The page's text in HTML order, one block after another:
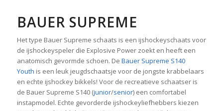
BAUER SUPREME
Het type Bauer Supreme schaats is een ijshockeyschaats voor
de ijshockeyspeler die Explosive Power zoekt en heeft een
anatomisch gevormde schoen. De Bauer Supreme S140
Youth is een leuk jeugdschaatsje voor de jongste krabbelaars
en echte ijshockey bikkels! Voor de recreatieve schaatser is
de Bauer Supreme S140 (junior/senior) een comfortabel
instapmodel. Echte gevorderde ijshockeyliefhebbers kiezen